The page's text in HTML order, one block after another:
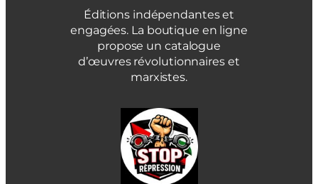
Éditions indépendantes et
engagées. La boutique en ligne
propose un catalogue
d’œuvres révolutionnaires et
marxistes.